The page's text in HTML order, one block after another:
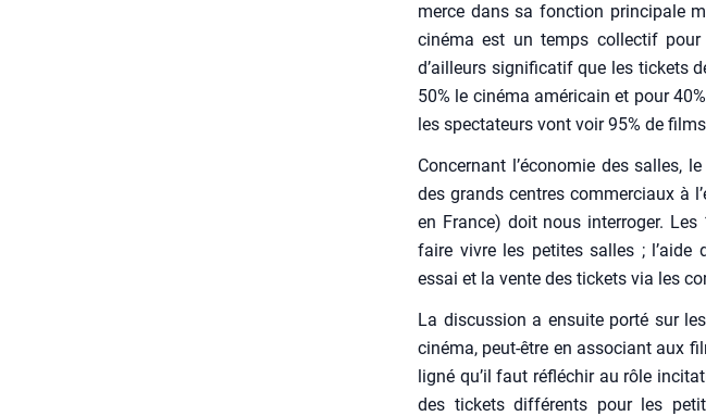
merce dans sa fonc­tion prin­ci­pale
ciné­ma est un temps col­lec­tif
d’ailleurs signi­fi­ca­tif que les tickets
50% le ciné­ma amé­ri­cain et pour
les spec­ta­teurs vont voir 95% de
Concer­nant l’économie des salles,
des grands centres com­mer­ciaux à
en France) doit nous inter­ro­ger.
faire vivre les petites salles ; l’aide
essai et la vente des tickets via les
La dis­cus­sion a ensuite por­té sur
ciné­ma, peut-être en asso­ciant aux
li­gné qu’il faut réflé­chir au rôle
des tickets dif­fé­rents pour les